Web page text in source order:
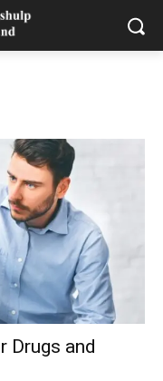
Drugs and